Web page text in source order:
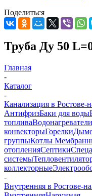
Поделиться
Труба Ду 50
Главная
-
Каталог
-
Канализация в Ростове-
АнтифризБаки для воды
топливаВодонагреватели
конвекторыГорелки
группыКотлы
отопленияСептики
системы
коллекторные
-
Внутренняя в Ростове-